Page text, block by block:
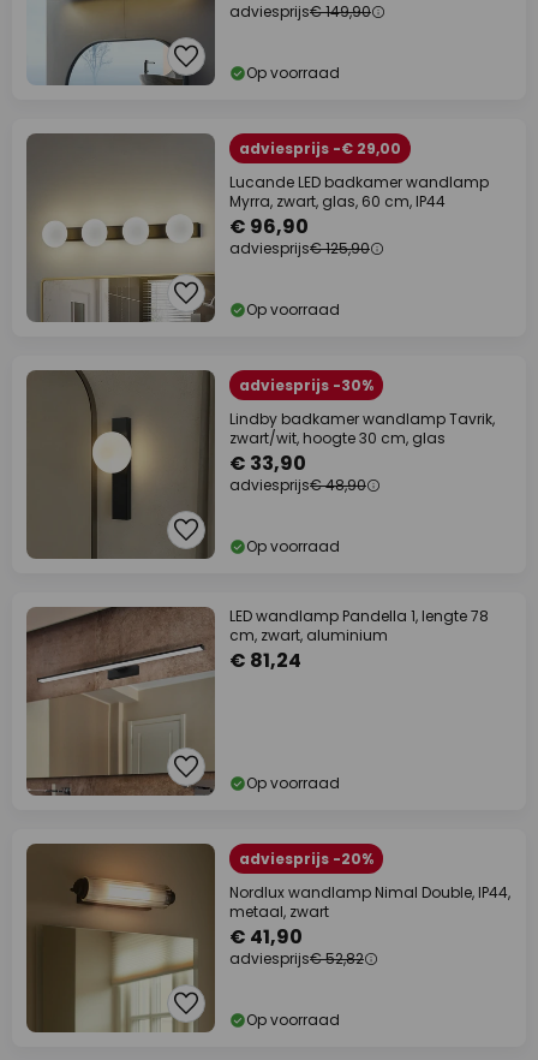
adviesprijs€ 149,90
Op voorraad
adviesprijs -€ 29,00
Lucande LED badkamer wandlamp
Myrra, zwart, glas, 60 cm, IP44
€ 96,90
adviesprijs€ 125,90
Op voorraad
adviesprijs -30%
Lindby badkamer wandlamp Tavrik,
zwart/wit, hoogte 30 cm, glas
€ 33,90
adviesprijs€ 48,90
Op voorraad
LED wandlamp Pandella 1, lengte 78
cm, zwart, aluminium
€ 81,24
Op voorraad
adviesprijs -20%
Nordlux wandlamp Nimal Double, IP44,
metaal, zwart
€ 41,90
adviesprijs€ 52,82
Op voorraad